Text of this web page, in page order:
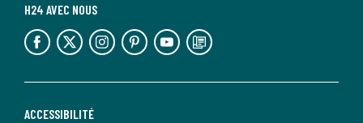
ACCESSIBILITÉ
H24 AVEC NOUS
lien vers l'espace réseaux sociaux lien vers l'espace réseaux sociaux lien vers l'espace réseaux sociaux lien vers l'espace réseaux sociaux lien vers l'espace réseaux sociaux lien vers le blog la redoute